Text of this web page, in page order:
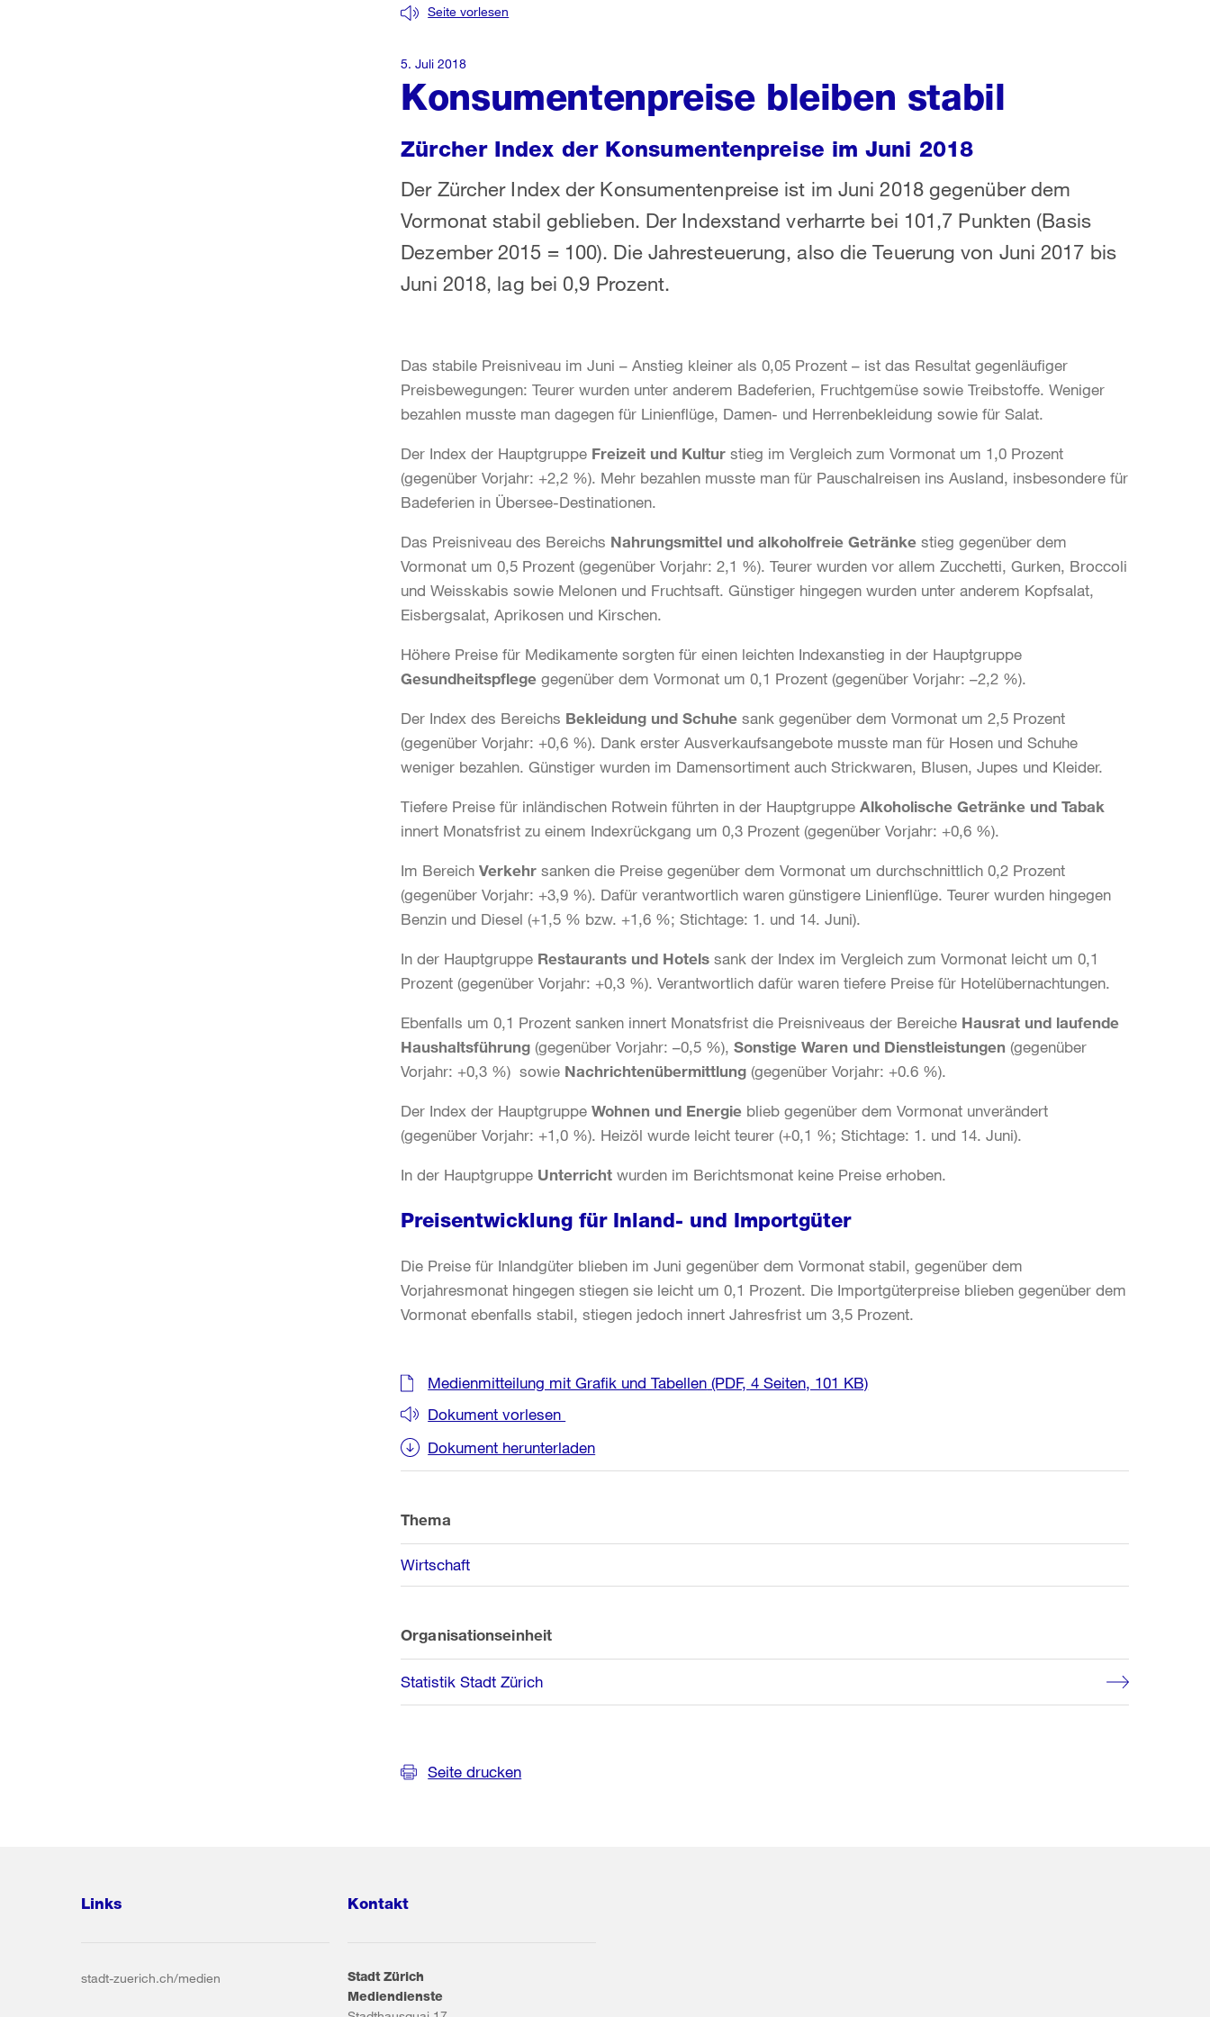
Konsumentenpreise bleiben stabil
Seite vorlesen
Zürcher Index der Konsumentenpreise im Juni 2018
Der Zürcher Index der Konsumentenpreise ist im Juni 2018 gegenüber dem
Vormonat stabil geblieben. Der Indexstand verharrte bei 101,7 Punkten (Basis
Dezember 2015 = 100). Die Jahresteuerung, also die Teuerung von Juni 2017 bis
Juni 2018, lag bei 0,9 Prozent.
5. Juli 2018
Das stabile Preisniveau im Juni – Anstieg kleiner als 0,05 Prozent – ist das Resultat gegenläufiger
Preisbewegungen: Teurer wurden unter anderem Badeferien, Fruchtgemüse sowie Treibstoffe. Weniger
bezahlen musste man dagegen für Linienflüge, Damen- und Herrenbekleidung sowie für Salat.
Der Index der Hauptgruppe Freizeit und Kulturstieg im Vergleich zum Vormonat um 1,0 Prozent
(gegenüber Vorjahr: +2,2 %). Mehr bezahlen musste man für Pauschalreisen ins Ausland, insbesondere für
Badeferien in Übersee-Destinationen.
Das Preisniveau des Bereichs Nahrungsmittel und alkoholfreie Getränkestieg gegenüber dem
Vormonat um 0,5 Prozent (gegenüber Vorjahr: 2,1 %). Teurer wurden vor allem Zucchetti, Gurken, Broccoli
und Weisskabis sowie Melonen und Fruchtsaft. Günstiger hingegen wurden unter anderem Kopfsalat,
Eisbergsalat, Aprikosen und Kirschen.
Höhere Preise für Medikamente sorgten für einen leichten Indexanstieg in der Hauptgruppe
Gesundheitspflegegegenüber dem Vormonat um 0,1 Prozent (gegenüber Vorjahr: –2,2 %).
Der Index des Bereichs Bekleidung und Schuhesank gegenüber dem Vormonat um 2,5 Prozent
(gegenüber Vorjahr: +0,6 %). Dank erster Ausverkaufsangebote musste man für Hosen und Schuhe
weniger bezahlen. Günstiger wurden im Damensortiment auch Strickwaren, Blusen, Jupes und Kleider.
Tiefere Preise für inländischen Rotwein führten in der HauptgruppeAlkoholische Getränke und Tabak
innert Monatsfrist zu einem Indexrückgang um 0,3 Prozent (gegenüber Vorjahr: +0,6 %).
Im BereichVerkehrsanken die Preise gegenüber dem Vormonat um durchschnittlich 0,2 Prozent
(gegenüber Vorjahr: +3,9 %). Dafür verantwortlich waren günstigere Linienflüge. Teurer wurden hingegen
Benzin und Diesel (+1,5 % bzw. +1,6 %; Stichtage: 1. und 14. Juni).
In der Hauptgruppe Restaurants und Hotelssank der Index im Vergleich zum Vormonat leicht um 0,1
Prozent (gegenüber Vorjahr: +0,3 %). Verantwortlich dafür waren tiefere Preise für Hotelübernachtungen.
Ebenfalls um 0,1 Prozent sanken innert Monatsfrist die Preisniveaus der Bereiche Hausrat und laufende
Haushaltsführung(gegenüber Vorjahr: –0,5 %),Sonstige Waren und Dienstleistungen(gegenüber
Vorjahr: +0,3 %) sowie Nachrichtenübermittlung(gegenüber Vorjahr: +0.6 %).
Der Index der HauptgruppeWohnen und Energie blieb gegenüber dem Vormonat unverändert
(gegenüber Vorjahr: +1,0 %). Heizöl wurde leicht teurer (+0,1 %; Stichtage: 1. und 14. Juni).
In der Hauptgruppe Unterrichtwurden im Berichtsmonat keine Preise erhoben.
Preisentwicklung für Inland- und Importgüter
Die Preise für Inlandgüter blieben im Juni gegenüber dem Vormonat stabil, gegenüber dem
Vorjahresmonat hingegen stiegen sie leicht um 0,1 Prozent. Die Importgüterpreise blieben gegenüber dem
Vormonat ebenfalls stabil, stiegen jedoch innert Jahresfrist um 3,5 Prozent.
Weitere
Informationen
Medienmitteilung mit Grafik und Tabellen (PDF, 4 Seiten, 101 KB)
Dokument vorlesen
Dokument herunterladen
Thema
Wirtschaft
Organisationseinheit
Statistik Stadt Zürich
Seite drucken
Links
stadt-zuerich.ch/medien
Kontakt
Stadt Zürich
Mediendienste